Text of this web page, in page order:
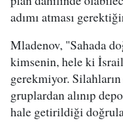
adımı atması
Mladenov, "Sahada
kimsenin, hele ki
gerekmiyor. Silahların
gruplardan alınıp
hale getirildiği